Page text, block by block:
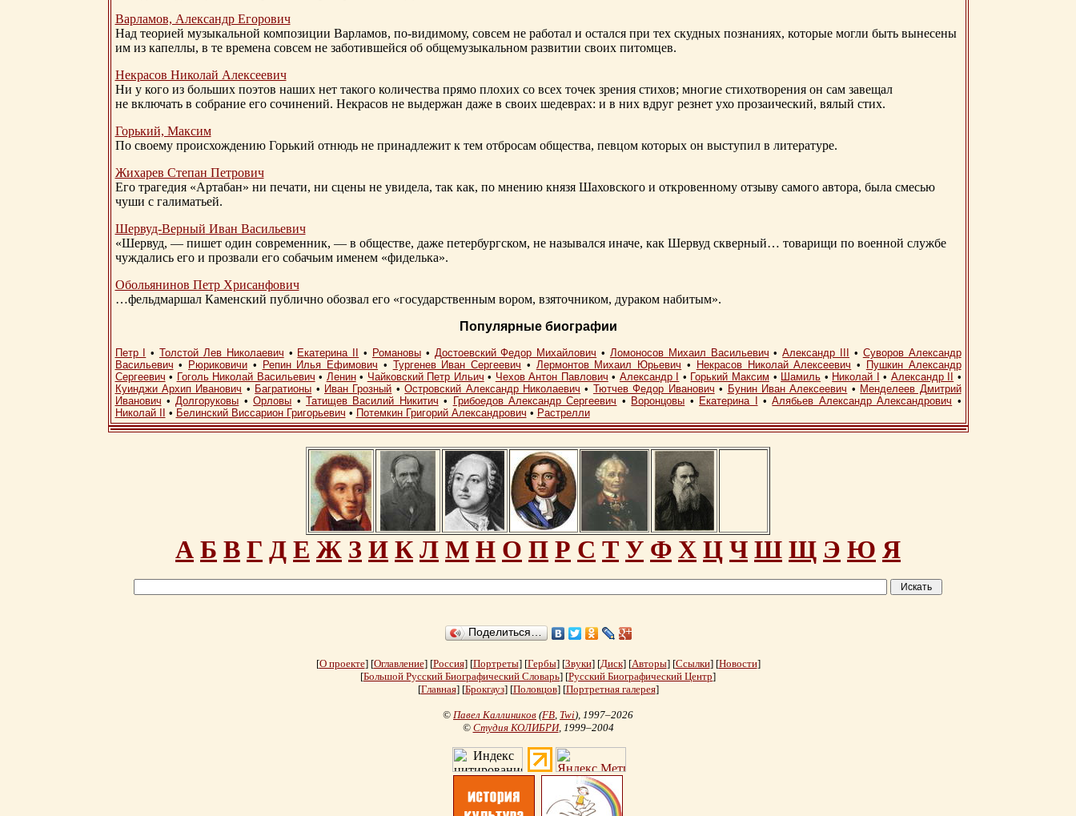
Варламов, Александр Егорович
Над теорией музыкальной композиции Варламов, по-видимому, совсем не работал и остался при тех скудных познаниях, которые могли быть вынесены
им из капеллы, в те времена совсем не заботившейся об общемузыкальном развитии своих питомцев.
Некрасов Николай Алексеевич
Ни у кого из больших поэтов наших нет такого количества прямо плохих со всех точек зрения стихов; многие стихотворения он сам завещал
не включать в собрание его сочинений. Некрасов не выдержан даже в своих шедеврах: и в них вдруг резнет ухо прозаический, вялый стих.
Горький, Максим
По своему происхождению Горький отнюдь не принадлежит к тем отбросам общества, певцом которых он выступил в литературе.
Жихарев Степан Петрович
Его трагедия «Артабан» ни печати, ни сцены не увидела, так как, по мнению князя Шаховского и откровенному отзыву самого автора, была смесью
чуши с галиматьей.
Шервуд-Верный Иван Васильевич
«Шервуд, — пишет один современник, — в обществе, даже петербургском, не назывался иначе, как Шервуд скверный… товарищи по военной службе
чуждались его и прозвали его собачьим именем «фиделька».
Обольянинов Петр Хрисанфович
…фельдмаршал Каменский публично обозвал его «государственным вором, взяточником, дураком набитым».
Популярные биографии
Петр I •Толстой Лев Николаевич • Екатерина II • Романовы• Достоевский Федор Михайлович • Ломоносов Михаил Васильевич •Александр III • Суворов Александр
Васильевич • Рюриковичи • Репин Илья Ефимович • Тургенев Иван Сергеевич • Лермонтов Михаил Юрьевич • Некрасов Николай Алексеевич •
Пушкин Александр
Сергеевич • Гоголь Николай Васильевич • Ленин• Чайковский Петр Ильич • Чехов Антон Павлович • Александр I • Горький Максим • Шамиль • Николай I • Александр II
•
Куинджи Архип Иванович • Багратионы • Иван Грозный •Островский Александр Николаевич • Тютчев Федор Иванович • Бунин Иван Алексеевич • Менделеев Дмитрий
Иванович •Долгоруковы •Орловы • Татищев Василий Никитич • Грибоедов Александр Сергеевич • Воронцовы • Екатерина I •Алябьев Александр Александрович •
Николай II
• Белинский Виссарион Григорьевич • Потемкин Григорий Александрович • Растрелли
А Б В Г Д Е Ж З И К Л М Н О П Р С Т У Ф Х Ц Ч Ш Щ Э Ю Я
Поделиться…
[О проекте] [Оглавление] [Россия] [Портреты] [Гербы] [Звуки] [Диск] [Авторы] [Ссылки] [Новости]
[Большой Русский Биографический Словарь] [Русский Биографический Центр]
[Главная] [Брокгауз] [Половцов] [Портретная галерея]
© Павел Каллиников (FB, Twi), 1997–2026
© Студия КОЛИБРИ, 1999–2004